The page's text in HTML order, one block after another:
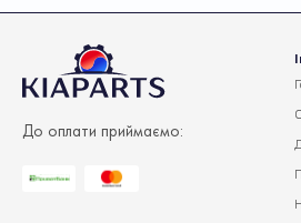
До оплати приймаємо: